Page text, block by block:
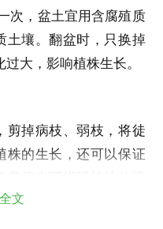
次，盆土宜用含腐殖质
土壤。翻盆时，只换掉
大，影响植株生长。
剪掉病枝、弱枝，将徒
株的生长，还可以保证
文